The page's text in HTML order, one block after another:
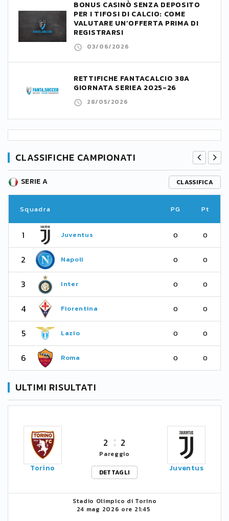
BONUS CASINÒ SENZA DEPOSITO
PER I TIFOSI DI CALCIO: COME
VALUTARE UN’OFFERTA PRIMA DI
REGISTRARSI
03/06/2026
RETTIFICHE FANTACALCIO 38A
GIORNATA SERIEA 2025-26
28/05/2026
CLASSIFICHE CAMPIONATI
SERIE A CLASSIFICA
Squadra PG Pt
1 Juventus 0 0
2 Napoli 0 0
3 Inter 0 0
4 Fiorentina 0 0
5 Lazio 0 0
6 Roma 0 0
ULTIMI RISULTATI
Torino
2 2
Pareggio
DETTAGLI
Juventus
Stadio Olimpico di Torino
24 mag 2026 ore 21:45